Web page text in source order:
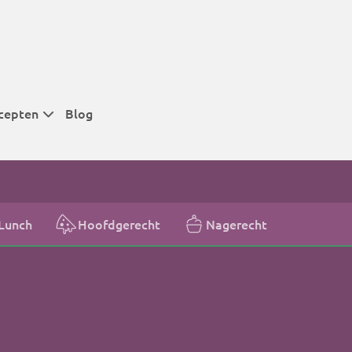
tijden
tijden
Blog
Hoofdgerecht Nagerecht